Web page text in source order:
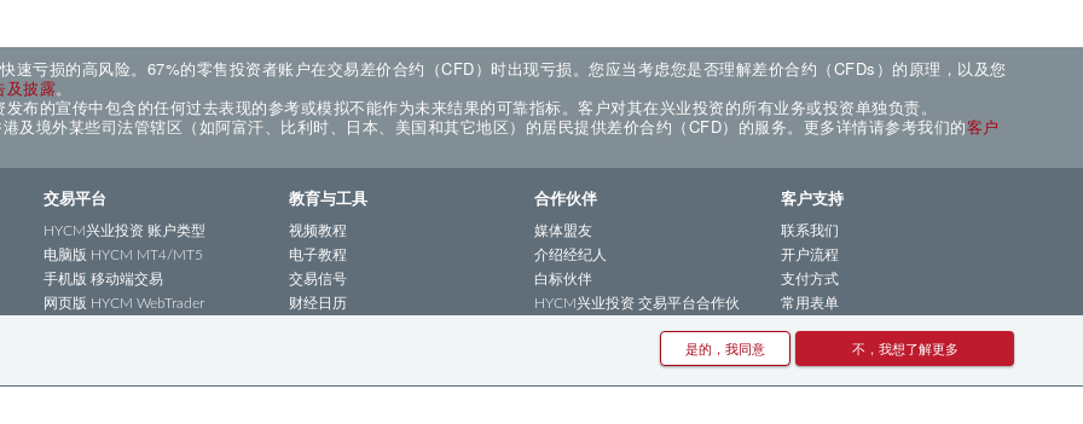
速亏损的高风险。67%的零售投资者账户在交易差价合约（CFD）时出现亏损。您应当考虑您是否理解差价合约（CFDs）的原理，以及您
及披露。
布的宣传中包含的任何过去表现的参考或模拟不能作为未来结果的可靠指标。客户对其在兴业投资的所有业务或投资单独负责。
及境外某些司法管辖区（如阿富汗、比利时、日本、美国和其它地区）的居民提供差价合约（CFD）的服务。更多详情请参考我们的客户
交易平台
HYCM兴业投资 账户类型
电脑版 HYCM MT4/MT5
手机版 移动端交易
网页版 HYCM WebTrader
教育与工具
视频教程
电子教程
交易信号
财经日历
合作伙伴
媒体盟友
介绍经纪人
白标伙伴
HYCM兴业投资 交易平台合作伙
HYCM兴业投资 MT4平台合作伙
客户支持
联系我们
开户流程
支付方式
常用表单
2022年5-6月活动
是的，我同意 不，我想了解更多